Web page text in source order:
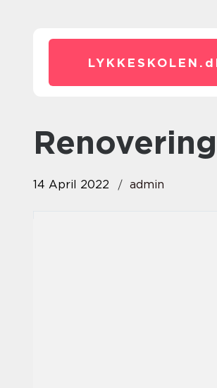
LYKKESKOLEN.
14 April 2022 admin